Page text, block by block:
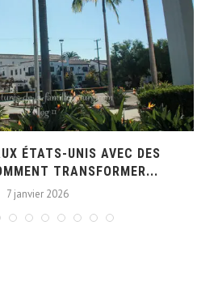
ÉTATS-UNIS AVEC DES
TRANSFORMER...
7 janvier 2026